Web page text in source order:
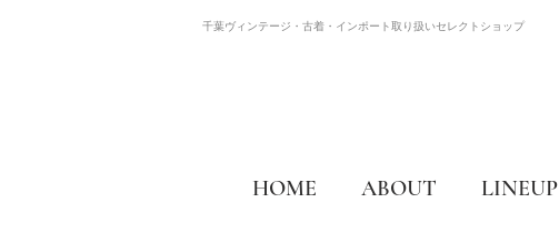
千葉ヴィンテージ・古着・インポート取り扱いセレクトショップ
HOME ABOUT LINEUP